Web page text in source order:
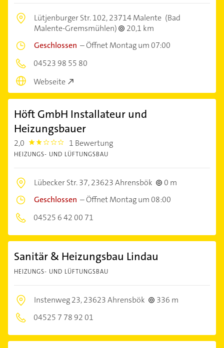
Lütjenburger Str. 102,23714 Malente (Bad
Malente-Gremsmühlen)
20,1 km
Geschlossen –Öffnet Montag um 07:00
04523 98 55 80
Webseite
Höft GmbH Installateur und
Heizungsbauer
2,0 2.0 1 Bewertung
HEIZUNGS- UND LÜFTUNGSBAU
Lübecker Str. 37,23623 Ahrensbök
0 m
Geschlossen –Öffnet Montag um 08:00
04525 6 42 00 71
Sanitär & Heizungsbau Lindau
HEIZUNGS- UND LÜFTUNGSBAU
Instenweg 23,23623 Ahrensbök
336 m
04525 7 78 92 01